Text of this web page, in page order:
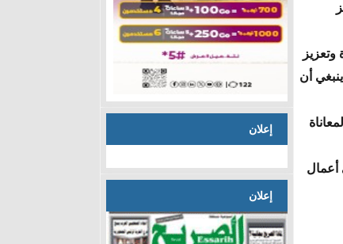
أن
أعمال
إعلان
إعلان